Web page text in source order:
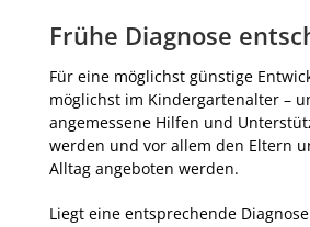
Frühe Diagnose
Für eine möglichst günstige
möglichst im Kindergartenalter –
angemessene Hilfen und
werden und vor allem den Eltern
Alltag angeboten werden.
Liegt eine entsprechende